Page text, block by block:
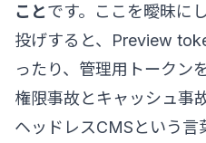
ことです。ここを曖昧に
投げすると、Preview
ったり、管理用トークン
権限事故とキャッシュ事
ヘッドレスCMSという言